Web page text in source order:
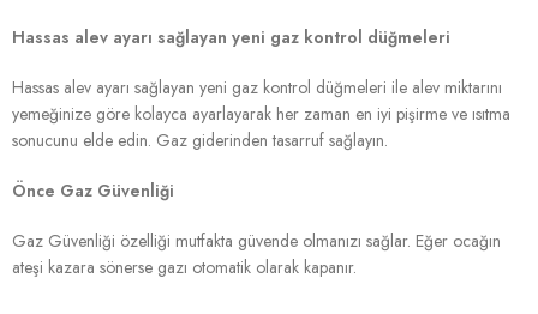
Hassas alev ayarı sağlayan yeni gaz kontrol düğmeleri
Hassas alev ayarı sağlayan yeni gaz kontrol düğmeleri ile alev miktarını
yemeğinize göre kolayca ayarlayarak her zaman en iyi pişirme ve ısıtma
sonucunu elde edin. Gaz giderinden tasarruf sağlayın.
Önce Gaz Güvenliği
Gaz Güvenliği özelliği mutfakta güvende olmanızı sağlar. Eğer ocağın
ateşi kazara sönerse gazı otomatik olarak kapanır.